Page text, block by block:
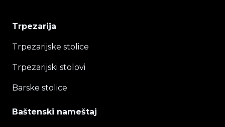
Trpezarija
Trpezarijske stolice
Trpezarijski stolovi
Barske stolice
Baštenski nameštaj